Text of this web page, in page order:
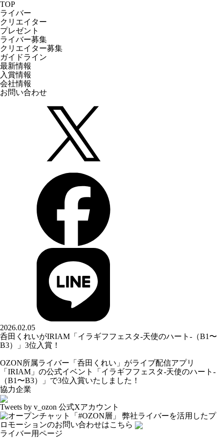
TOP
ライバー
クリエイター
プレゼント
ライバー募集
クリエイター募集
ガイドライン
最新情報
入賞情報
会社情報
お問い合わせ
2026.02.05
呑田くれいがIRIAM「イラギフフェスタ-天使のハート-（B1〜
B3）」3位入賞！
OZON所属ライバー「 呑田くれい 」がライブ配信アプリ
「IRIAM」の公式イベント「イラギフフェスタ-天使のハート-
（B1〜B3）」で3位入賞いたしました！
協力企業
Tweets by v_ozon 公式Xアカウント
弊社ライバーを活用したプ
ロモーションのお問い合わせはこちら
ライバー用ページ